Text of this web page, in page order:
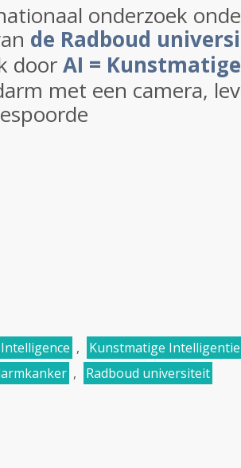
onderzoek
de Radboud
doorAI =
met een camera,
,
Kunstmatige Intelligentie
, Radboud universiteit